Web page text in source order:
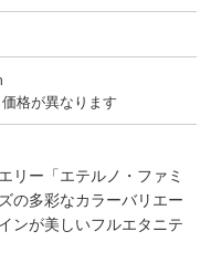
格が異なります
リー「エテルノ・ファミ
の多彩なカラーバリエー
ンが美しいフルエタニテ